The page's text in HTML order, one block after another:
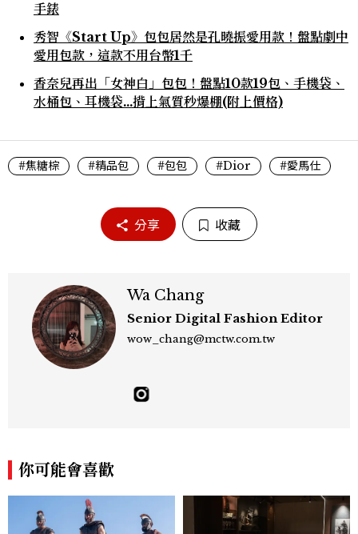
手錶
秀智《Start Up》包包居然是孔曉振愛用款！盤點劇中
愛用包款，這款不用台幣1千
香奈兒再出「女神白」包包！盤點10款19包、手機袋、
水桶包、耳機袋…揹上氣質秒爆棚(附上價格)
#焦糖棕 #精品包 #包包 #Dior #愛馬仕
分享 收藏
Wa Chang
Senior Digital Fashion Editor
wow_chang@mctw.com.tw
你可能會喜歡